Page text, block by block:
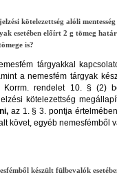
kötelezettség alóli
esetében előírt 2 g tömeg
is?
tárgyakkal
a nemesfém tárgyak
Korrm. rendelet 10. § (2)
kötelezettség
az 1. § 3. pontja
követ, egyéb nemesfémből
készült fülbevalók